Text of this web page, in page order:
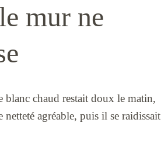
mur ne
blanc chaud restait doux le matin,
agréable, puis il se raidissait